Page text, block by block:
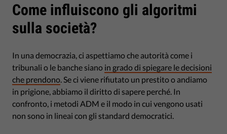
Come influiscono gli algoritmi
sulla società?
In una democrazia, ci aspettiamo che autorità come i
tribunali o le banche siano in grado di spiegare le decisioni
che prendono . Se ci viene rifiutato un prestito o andiamo
in prigione, abbiamo il diritto di sapere perché. In
confronto, i metodi ADM e il modo in cui vengono usati
non sono in lineai con gli standard democratici.